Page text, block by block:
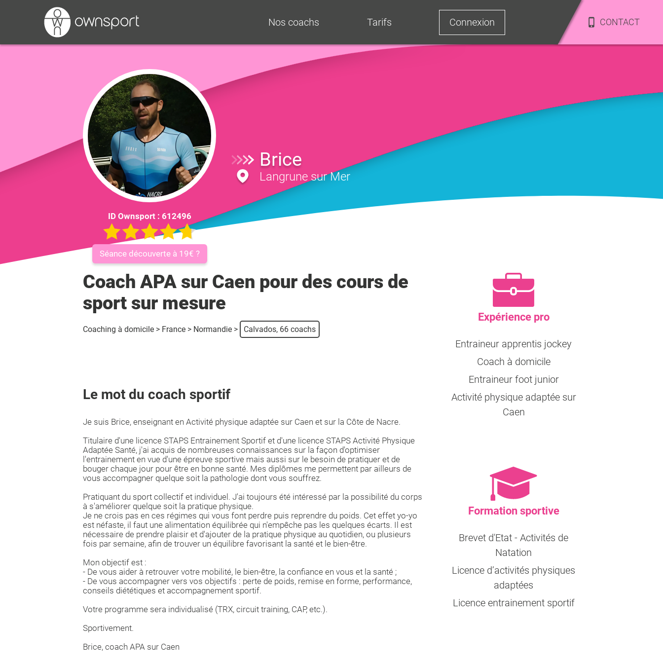
Nos coachs Tarifs Connexion CONTACT
ID Ownsport : 612496
Séance découverte à 19€ ?
Brice
Langrune sur Mer
Coach APA sur Caen pour des cours de
sport sur mesure
Coaching à domicile > France > Normandie > Calvados, 66 coachs
Le mot du coach sportif
Je suis Brice, enseignant en Activité physique adaptée sur Caen et sur la Côte de Nacre.
Titulaire d'une licence STAPS Entrainement Sportif et d'une licence STAPS Activité Physique
Adaptée Santé, j'ai acquis de nombreuses connaissances sur la façon d'optimiser
l'entrainement en vue d'une épreuve sportive mais aussi sur le besoin de pratiquer et de
bouger chaque jour pour être en bonne santé. Mes diplômes me permettent par ailleurs de
vous accompagner quelque soit la pathologie dont vous souffrez.
Pratiquant du sport collectif et individuel. J'ai toujours été intéressé par la possibilité du corps
à s'améliorer quelque soit la pratique physique.
Je ne crois pas en ces régimes qui vous font perdre puis reprendre du poids. Cet effet yo-yo
est néfaste, il faut une alimentation équilibrée qui n'empêche pas les quelques écarts. Il est
nécessaire de prendre plaisir et d'ajouter de la pratique physique au quotidien, ou plusieurs
fois par semaine, afin de trouver un équilibre favorisant la santé et le bien-être.
Mon objectif est :
- De vous aider à retrouver votre mobilité, le bien-être, la confiance en vous et la santé ;
- De vous accompagner vers vos objectifs : perte de poids, remise en forme, performance,
conseils diététiques et accompagnement sportif.
Votre programme sera individualisé (TRX, circuit training, CAP, etc.).
Sportivement.
Brice, coach APA sur Caen
Expérience pro
Entraineur apprentis jockey
Coach à domicile
Entraineur foot junior
Activité physique adaptée sur
Caen
Formation sportive
Brevet d'Etat - Activités de
Natation
Licence d’activités physiques
adaptées
Licence entrainement sportif